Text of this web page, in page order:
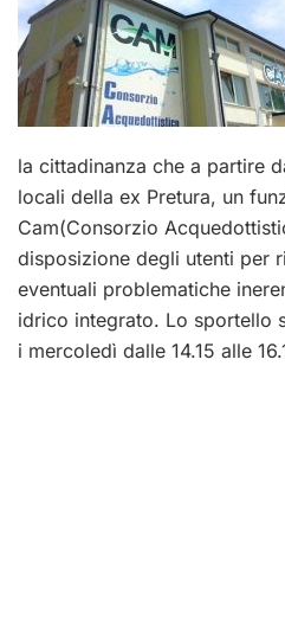
la cittadinanza che a partire
locali della ex Pretura, un
Cam(Consorzio
disposizione degli utenti per
eventuali problematiche
idrico integrato. Lo sportello
i mercoledì dalle 14.15 alle